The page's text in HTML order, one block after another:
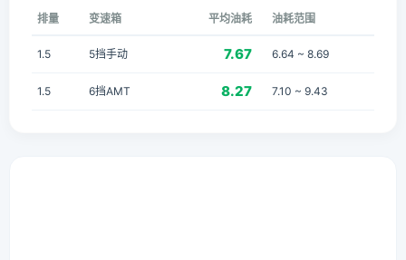
排量 变速箱 平均油耗 油耗范围
1.5 5挡手动 7.67 6.64 ~ 8.69
1.5 6挡AMT 8.27 7.10 ~ 9.43